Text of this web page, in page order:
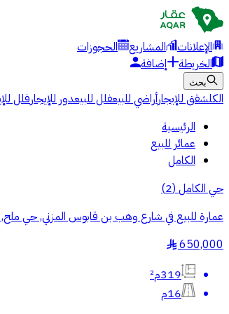
الإعلانات المشاريع
الحجوزات
الخريطة
إضافة
بحث
الكلشقق للإيجارأراضي للبيعفلل للبيعدور للإيجارفلل
الرئيسية
عمائر للبيع
الكامل
حي الكامل(
2
)
عمارة للبيع في شارع وهب بن قابوس المزني, حي
650,000
§
319م²
16م